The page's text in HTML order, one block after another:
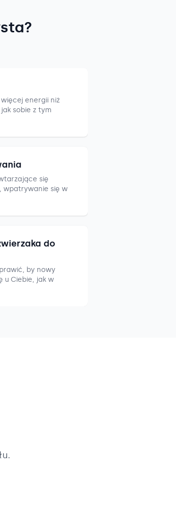
energii niż
sobie z tym
się
wpatrywanie się w
do
by nowy
u Ciebie, jak w